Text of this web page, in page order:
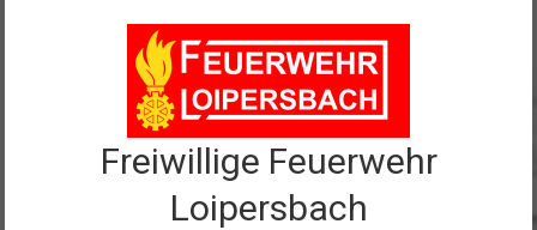
Freiwillige Feuerwehr
Loipersbach